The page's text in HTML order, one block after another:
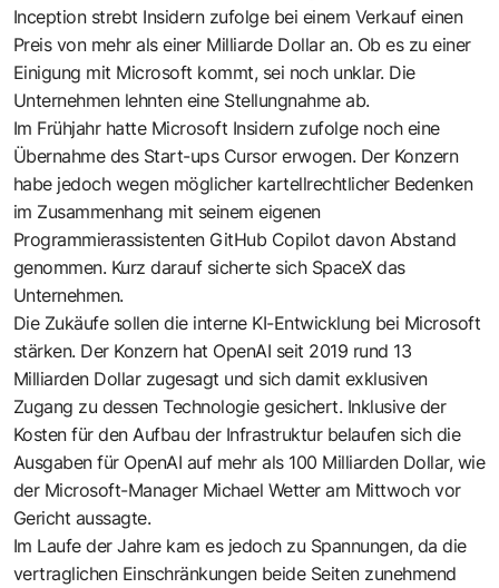
Inception strebt Insidern zufolge bei einem Verkauf einen
Preis von mehr als einer Milliarde Dollar an. Ob es zu einer
Einigung mit Microsoft kommt, sei noch unklar. Die
Unternehmen lehnten eine Stellungnahme ab.
Im Frühjahr hatte Microsoft Insidern zufolge noch eine
Übernahme des Start-ups Cursor erwogen. Der Konzern
habe jedoch wegen möglicher kartellrechtlicher Bedenken
im Zusammenhang mit seinem eigenen
Programmierassistenten GitHub Copilot davon Abstand
genommen. Kurz darauf sicherte sich SpaceX das
Unternehmen.
Die Zukäufe sollen die interne KI-Entwicklung bei Microsoft
stärken. Der Konzern hat OpenAI seit 2019 rund 13
Milliarden Dollar zugesagt und sich damit exklusiven
Zugang zu dessen Technologie gesichert. Inklusive der
Kosten für den Aufbau der Infrastruktur belaufen sich die
Ausgaben für OpenAI auf mehr als 100 Milliarden Dollar, wie
der Microsoft-Manager Michael Wetter am Mittwoch vor
Gericht aussagte.
Im Laufe der Jahre kam es jedoch zu Spannungen, da die
vertraglichen Einschränkungen beide Seiten zunehmend